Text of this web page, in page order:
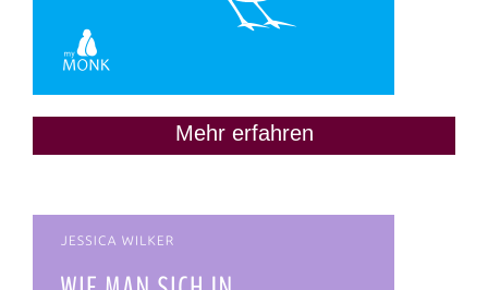
Mehr erfahren